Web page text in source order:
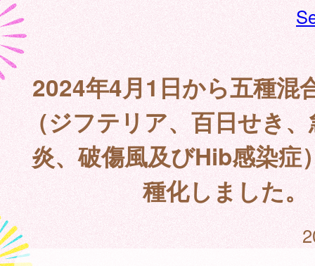
2024年4月1日から五種混
（ジフテリア、百日せき
炎、破傷風及びHib感染症
種化しました。